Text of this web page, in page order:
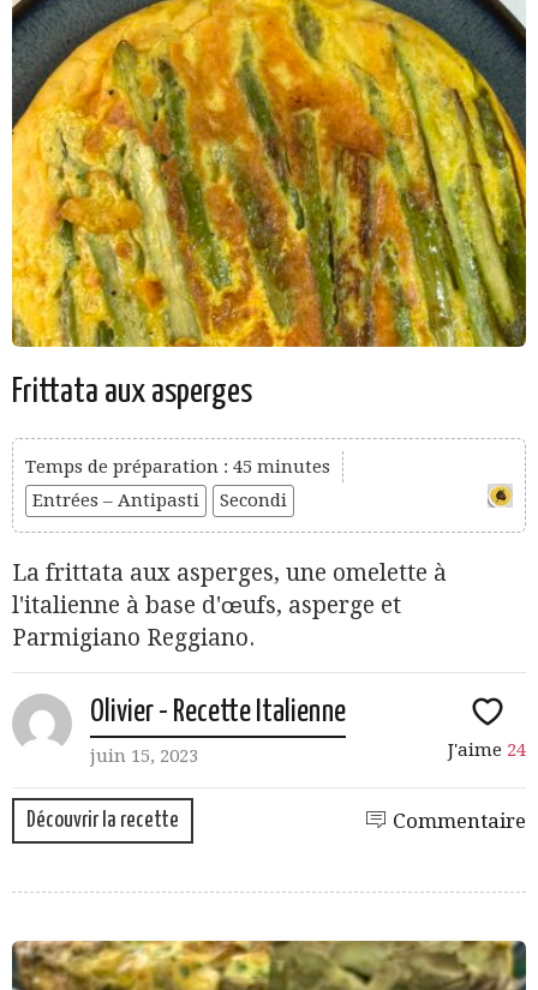
Frittata aux asperges
Temps de préparation : 45 minutes
Entrées – Antipasti
Secondi
La frittata aux asperges, une omelette à
l'italienne à base d'œufs, asperge et
Parmigiano Reggiano.
Olivier - Recette Italienne
juin 15, 2023 J'aime 24
Découvrir la recette Commentaire